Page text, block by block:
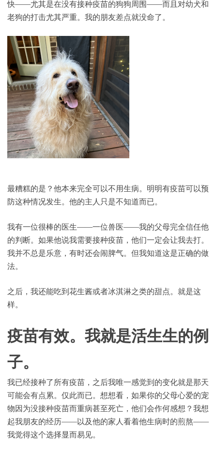
快——尤其是在没有接种疫苗的狗狗周围——而且对幼犬和
老狗的打击尤其严重。我的朋友差点就没命了。
最糟糕的是？他本来完全可以不用生病。明明有疫苗可以预
防这种情况发生。他的主人只是不知道而已。
我有一位很棒的医生——一位兽医——我的父母完全信任他
的判断。如果他说我需要接种疫苗，他们一定会让我去打。
我并不总是乐意，有时还会闹脾气。但我知道这是正确的做
法。
之后，我还能吃到花生酱或者冰淇淋之类的甜点。就是这
样。
疫苗有效。我就是活生生的例
子。
我已经接种了所有疫苗，之后我唯一感觉到的变化就是那天
可能会有点累。仅此而已。想想看，如果你的父母心爱的宠
物因为没接种疫苗而重病甚至死亡，他们会作何感想？我想
起我朋友的经历——以及他的家人看着他生病时的煎熬——
我觉得这个选择显而易见。